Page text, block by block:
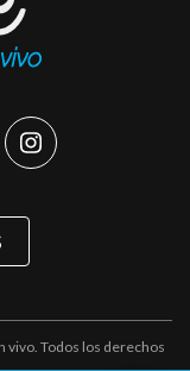
vivo. Todos los derechos